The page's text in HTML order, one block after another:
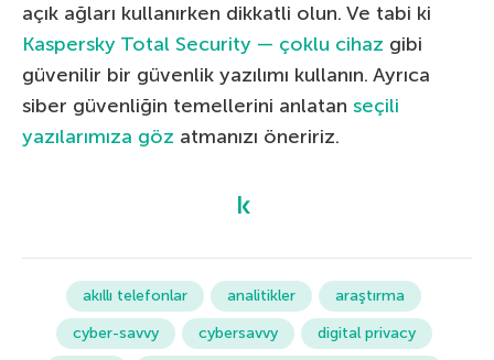
açık ağları kullanırken dikkatli olun. Ve tabi ki
Kaspersky Total Security — çoklu cihaz gibi
güvenilir bir güvenlik yazılımı kullanın. Ayrıca
siber güvenliğin temellerini anlatan seçili
yazılarımıza göz atmanızı öneririz.
akıllı telefonlar analitikler
araştırma
cyber-savvy
cybersavvy
digital privacy